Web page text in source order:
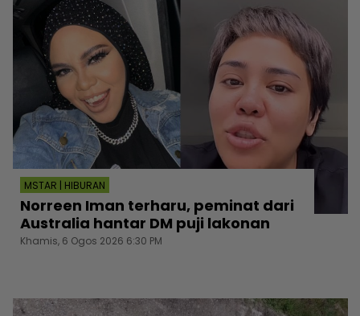
MSTAR | HIBURAN
Norreen Iman terharu, peminat dari
Australia hantar DM puji lakonan
Khamis, 6 Ogos 2026 6:30 PM